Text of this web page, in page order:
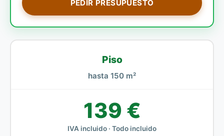
PEDIR PRESUPUESTO
Piso
hasta 150 m²
139 €
IVA incluido · Todo incluido